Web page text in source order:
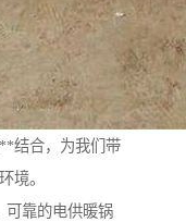
结合，为我们带
境。
可靠的电供暖锅